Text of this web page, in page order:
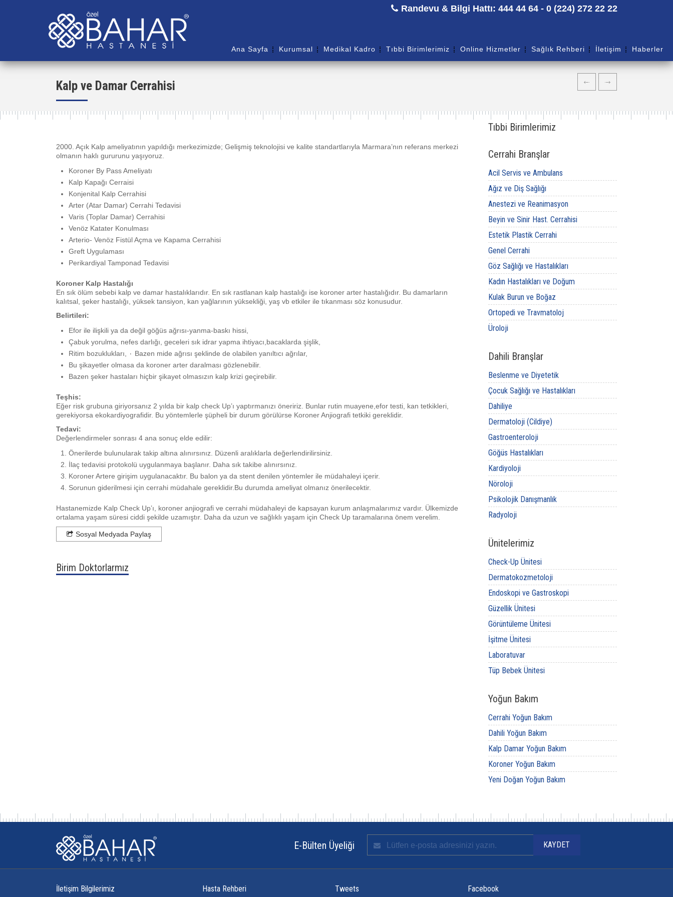
Randevu & Bilgi Hattı: 444 44 64 - 0 (224) 272 22 22
Ana Sayfa Kurumsal Medikal Kadro Tıbbi Birimlerimiz Online Hizmetler Sağlık Rehberi İletişim Haberler
Kalp ve Damar Cerrahisi
2000. Açık Kalp ameliyatının yapıldığı merkezimizde; Gelişmiş teknolojisi ve kalite standartlarıyla Marmara’nın referans merkezi
olmanın haklı gururunu yaşıyoruz.
Koroner By Pass Ameliyatı
Kalp Kapağı Cerraisi
Konjenital Kalp Cerrahisi
Arter (Atar Damar) Cerrahi Tedavisi
Varis (Toplar Damar) Cerrahisi
Venöz Katater Konulması
Arterio- Venöz Fistül Açma ve Kapama Cerrahisi
Greft Uygulaması
Perikardiyal Tamponad Tedavisi
Koroner Kalp Hastalığı
En sık ölüm sebebi kalp ve damar hastalıklarıdır. En sık rastlanan kalp hastalığı ise koroner arter hastalığıdır. Bu damarların
kalıtsal, şeker hastalığı, yüksek tansiyon, kan yağlarının yüksekliği, yaş vb etkiler ile tıkanması söz konusudur.
Belirtileri:
Efor ile ilişkili ya da değil göğüs ağrısı-yanma-baskı hissi,
Çabuk yorulma, nefes darlığı, geceleri sık idrar yapma ihtiyacı,bacaklarda şişlik,
Ritim bozuklukları, ٠ Bazen mide ağrısı şeklinde de olabilen yanıltıcı ağrılar,
Bu şikayetler olmasa da koroner arter daralması gözlenebilir.
Bazen şeker hastaları hiçbir şikayet olmasızın kalp krizi geçirebilir.
Teşhis:
Eğer risk grubuna giriyorsanız 2 yılda bir kalp check Up’ı yaptırmanızı öneririz. Bunlar rutin muayene,efor testi, kan tetkikleri,
gerekiyorsa ekokardiyografidir. Bu yöntemlerle şüpheli bir durum görülürse Koroner Anjiografi tetkiki gereklidir.
Tedavi:
Değerlendirmeler sonrası 4 ana sonuç elde edilir:
Önerilerde bulunularak takip altına alınırsınız. Düzenli aralıklarla değerlendirilirsiniz.
İlaç tedavisi protokolü uygulanmaya başlanır. Daha sık takibe alınırsınız.
Koroner Artere girişim uygulanacaktır. Bu balon ya da stent denilen yöntemler ile müdahaleyi içerir.
Sorunun giderilmesi için cerrahi müdahale gereklidir.Bu durumda ameliyat olmanız önerilecektir.
Hastanemizde Kalp Check Up’ı, koroner anjiografi ve cerrahi müdahaleyi de kapsayan kurum anlaşmalarımız vardır. Ülkemizde
ortalama yaşam süresi ciddi şekilde uzamıştır. Daha da uzun ve sağlıklı yaşam için Check Up taramalarına önem verelim.
Sosyal Medyada Paylaş
Birim Doktorlarmız
Tıbbi Birimlerimiz
Cerrahi Branşlar
Acil Servis ve Ambulans
Ağız ve Diş Sağlığı
Anestezi ve Reanimasyon
Beyin ve Sinir Hast. Cerrahisi
Estetik Plastik Cerrahi
Genel Cerrahi
Göz Sağlığı ve Hastalıkları
Kadın Hastalıkları ve Doğum
Kulak Burun ve Boğaz
Ortopedi ve Travmatoloj
Üroloji
Dahili Branşlar
Beslenme ve Diyetetik
Çocuk Sağlığı ve Hastalıkları
Dahiliye
Dermatoloji (Cildiye)
Gastroenteroloji
Göğüs Hastalıkları
Kardiyoloji
Nöroloji
Psikolojik Danışmanlık
Radyoloji
Ünitelerimiz
Check-Up Ünitesi
Dermatokozmetoloji
Endoskopi ve Gastroskopi
Güzellik Ünitesi
Görüntüleme Ünitesi
İşitme Ünitesi
Laboratuvar
Tüp Bebek Ünitesi
Yoğun Bakım
Cerrahi Yoğun Bakım
Dahili Yoğun Bakım
Kalp Damar Yoğun Bakım
Koroner Yoğun Bakım
Yeni Doğan Yoğun Bakım
E-Bülten Üyeliği
İletişim Bilgilerimiz Hasta Rehberi Tweets Facebook